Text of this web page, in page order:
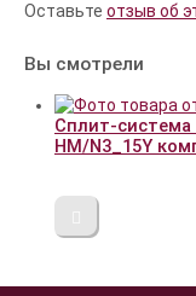
Оставьте отзыв об
Вы смотрели
Сплит-система
HM/N3_15Y